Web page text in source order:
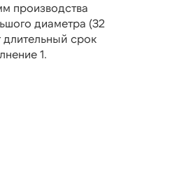
производства
диаметра (32
срок
1.